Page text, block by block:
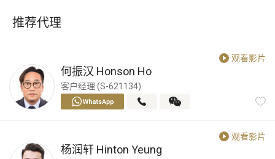
推荐代理
观看影片
何振汉 Honson Ho
客户经理 (S-621134)
观看影片
杨润轩 Hinton Yeung